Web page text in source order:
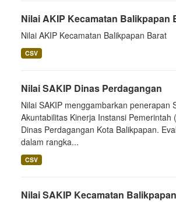
Nilai AKIP Kecamatan Balikpapan
Nilai AKIP Kecamatan Balikpapan Barat
CSV
Nilai SAKIP Dinas Perdagangan
Nilai SAKIP menggambarkan penerapan
Akuntabilitas Kinerja Instansi Pemerintah
Dinas Perdagangan Kota Balikpapan.
dalam rangka...
CSV
Nilai SAKIP Kecamatan